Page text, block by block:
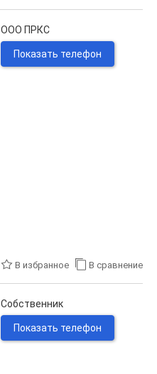
ООО ПРКС
Показать телефон
В избранное В сравнение
Собственник
Показать телефон